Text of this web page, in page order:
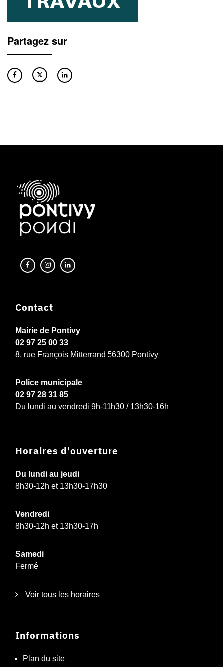
Partagez sur
Contact
Mairie de Pontivy
02 97 25 00 33
8, rue François Mitterrand 56300 Pontivy
Police municipale
02 97 28 31 85
Du lundi au vendredi 9h-11h30 / 13h30-16h
Horaires d'ouverture
Du lundi au jeudi
8h30-12h et 13h30-17h30
Vendredi
8h30-12h et 13h30-17h
Samedi
Fermé
Voir tous les horaires
Informations
Plan du site